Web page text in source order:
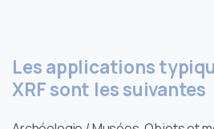
Les applications
XRF sont les suivantes